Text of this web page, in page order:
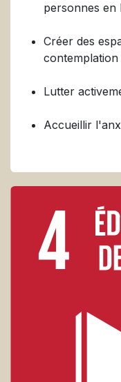
personnes en
Créer des
Lutter
Accueillir